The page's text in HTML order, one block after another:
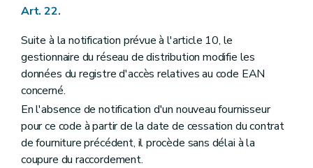
Art. 22.
Suite à la notification prévue à l'article 10, le
gestionnaire du réseau de distribution modifie les
données du registre d'accès relatives au code EAN
concerné.
En l'absence de notification d'un nouveau fournisseur
pour ce code à partir de la date de cessation du contrat
de fourniture précédent, il procède sans délai à la
coupure du raccordement.